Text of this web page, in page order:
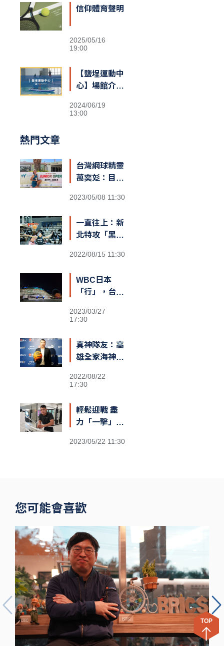
信仰體育聲明
2025/05/16
19:00
【鹽埕運動中
心】場館介紹
2024/06/19
13:00
熱門文章
台灣網球精靈
萬奕彣：目標
第一
2023/05/08 11:30
一直往上：新
北特攻「黑
咬定T1新球
2022/08/15 11:30
WBC日本
「行」，台灣
2023/03/27
17:30
真神隊友：高
雄全家海神執
2022/08/22
17:30
輕鬆迎戰 盡
力「一擊」：
泰拳世界冠軍
2023/05/22 11:30
您可能會喜歡